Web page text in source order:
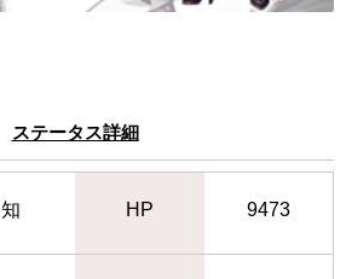
ステータス詳細
知 HP 9473